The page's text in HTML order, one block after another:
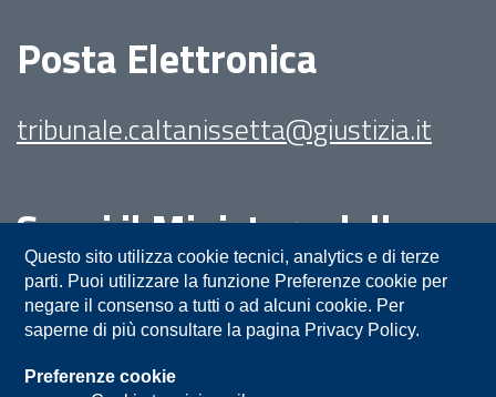
Posta Elettronica
tribunale.caltanissetta@giustizia.it
Segui il Ministero della
Giustizia su:
Questo sito utilizza cookie tecnici, analytics e di terze
parti. Puoi utilizzare la funzione Preferenze cookie per
negare il consenso a tutti o ad alcuni cookie. Per
saperne di più consultare la pagina Privacy Policy.
Preferenze cookie